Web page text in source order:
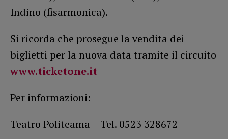
Indino (fisarmonica).
Si ricorda che prosegue la vendita dei
biglietti per la nuova data tramite il circuito
www.ticketone.it
Per informazioni:
Teatro Politeama – Tel. 0523 328672